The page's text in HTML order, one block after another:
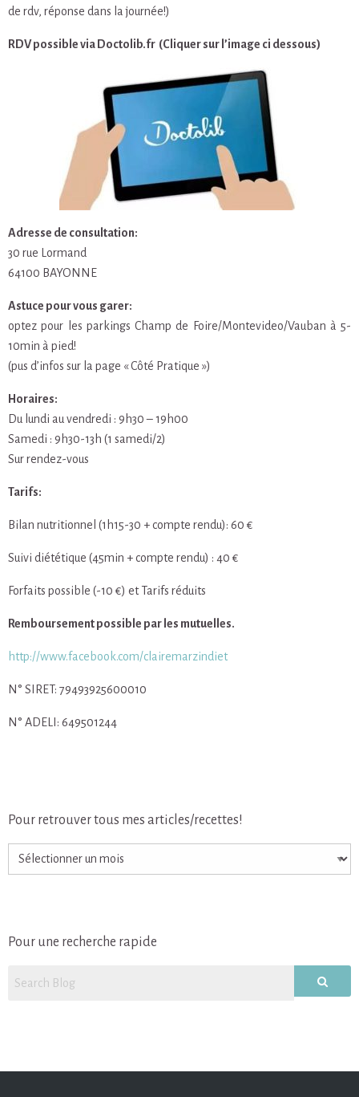
de rdv, réponse dans la journée!)
RDV possible via Doctolib.fr (Cliquer sur l’image ci dessous)
Adresse de consultation:
30 rue Lormand
64100 BAYONNE
Astuce pour vous garer:
optez pour les parkings Champ de Foire/Montevideo/Vauban à 5-
10min à pied!
(pus d’infos sur la page « Côté Pratique »)
Horaires:
Du lundi au vendredi : 9h30 – 19h00
Samedi : 9h30-13h (1 samedi/2)
Sur rendez-vous
Tarifs:
Bilan nutritionnel (1h15-30 + compte rendu): 60 €
Suivi diététique (45min + compte rendu) : 40 €
Forfaits possible (-10 €) et Tarifs réduits
Remboursement possible par les mutuelles.
http://www.facebook.com/clairemarzindiet
N° SIRET: 79493925600010
N° ADELI: 649501244
Pour retrouver tous mes articles/recettes!
Pour
retrouver
articles/recettes!
Pour une recherche rapide